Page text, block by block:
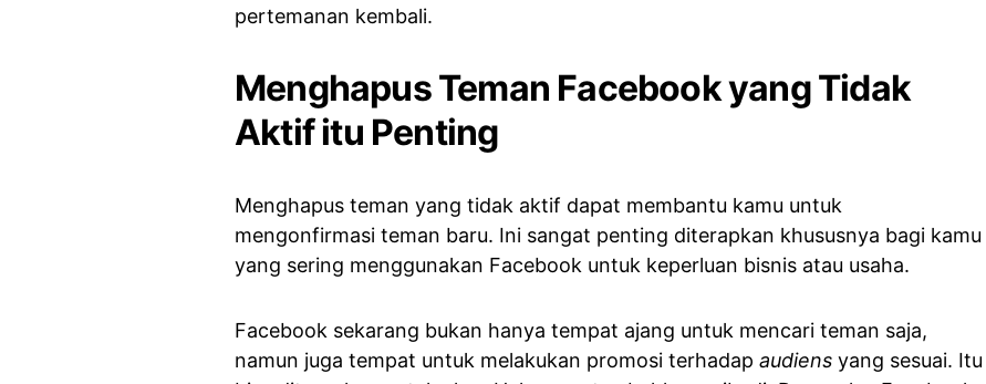
pertemanan kembali.
Menghapus Teman Facebook yang Tidak
Aktif itu Penting
Menghapus teman yang tidak aktif dapat membantu kamu untuk
mengonfirmasi teman baru. Ini sangat penting diterapkan khususnya bagi kamu
yang sering menggunakan Facebook untuk keperluan bisnis atau usaha.
Facebook sekarang bukan hanya tempat ajang untuk mencari teman saja,
namun juga tempat untuk melakukan promosi terhadap audiens yang sesuai. Itu